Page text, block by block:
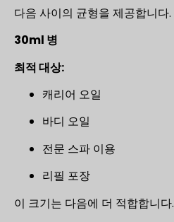
다음 사이의 균형을 제공합니다.
30ml 병
최적 대상:
캐리어 오일
바디 오일
전문 스파 이용
리필 포장
이 크기는 다음에 더 적합합니다.